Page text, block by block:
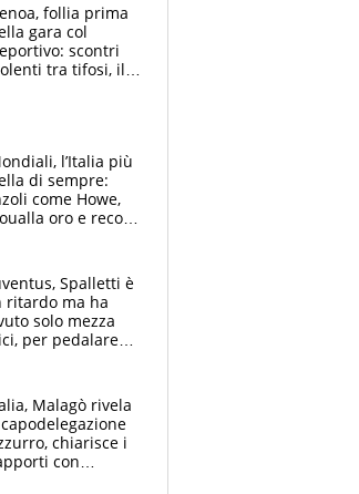
follia prima
gara col
scontri
tra tifosi, il
l’Italia più
di sempre:
come Howe,
oro e record
Spalletti è
ritardo ma ha
solo mezza
per pedalare
Malagò rivela
chiarisce i
con